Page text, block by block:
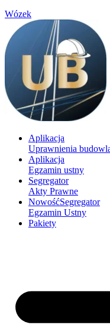
Wózek
Aplikacja
Uprawnienia
Aplikacja
Egzamin ustny
Segregator
Akty Prawne
NowośćSegregator
Egzamin Ustny
Pakiety